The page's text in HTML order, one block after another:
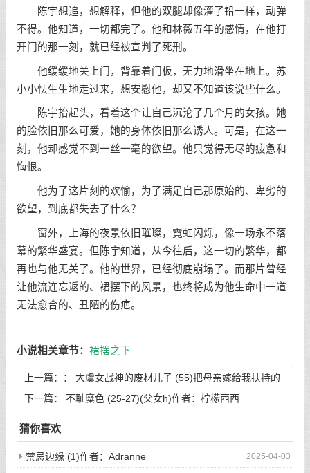
陈宇想追，想解释，但他的双腿却像灌了铅一样，动弹
不得。他知道，一切都完了。他和林薇五年的感情，在他打
开门的那一刻，就已经被宣判了死刑。
他缓缓地关上门，背靠着门板，无力地滑坐在地上。苏
小小怯生生地走过来，想安慰他，却又不知道该说些什么。
陈宇抬起头，看着这个让自己沉沦了几个月的女孩。她
的脸依旧那么可爱，她的身体依旧那么诱人。可是，在这一
刻，他却感觉不到一丝一毫的欲望。他只觉得无尽的疲惫和
悔恨。
他为了这片刻的欢愉，为了满足自己那原始的、卑劣的
欲望，到底都失去了什么？
窗外，上海的夜景依旧璀璨，霓虹闪烁，像一场永不落
幕的繁华盛宴。但陈宇知道，从今往后，这一切的繁华，都
再也与他无关了。他的世界，已经彻底崩塌了。而那片曾经
让他流连忘返的、裙摆下的风景，也终将成为他生命中一道
无法愈合的、丑陋的伤疤。
小说相关章节： 裙摆之下
上一篇：： 大虞女战神的废材儿子 (55)把母亲嫁给我扶持的
傀儡
下一篇： 不耻糜色 (25-27)(父女h)作者：柠檬西西
猜你喜欢
2025-04-03
禁忌边缘 (1)作者：Adranne